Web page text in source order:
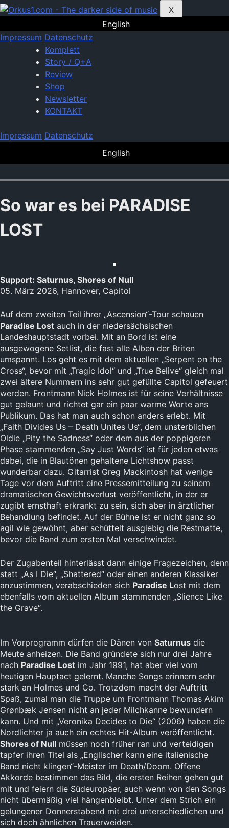
Zum
Inhalt
springen
X
English
Impressum Datenschutz
Komplett
Story / Q+A
Review
Shop
Newsletter
KONTAKT
Impressum Datenschutz
English
So war es bei PARADISE
LOST
Support: Saturnus, Shores of Null
05. März 2026, Hannover, Capitol
Auf dem zweiten Teil ihrer „Ascension“-Tour schauen
Paradise Lost auch in der niedersächsischen
Landeshauptstadt vorbei. Mit an Bord ist eine
ausgewogene Setlist, die fast alle Alben der Briten
umspannt. Los geht es mit dem aktuellen „Serpent on the
Cross“, bevor mit „Tragic Idol“ und „True Belive“ gleich mal
zwei ältere Nummern ins sehr gut gefüllte Capitol gefeuert
werden. Frontmann Nick Holmes ist für seine Verhältnisse
gut gelaunt und richtet gar ein paar warme Worte ans
Publikum. Das hat man auch schon anders erlebt. Mit
„Faith Divides Us – Death Unites Us“, dem unsterblichen
Oldie „Pity the Sadness“ oder dem aus der poppigeren
Phase stammenden „Say Just Words“ ist für jeden etwas
dabei, die in Blautönen gehaltene Lichtshow passt
wunderbar dazu. Gitarrist Greg Mackintosh hat wenige
Tage vor dem Auftritt eine Pressemitteilung zu seinem
dramatischen Gewichtsverlust veröffentlicht, in der er
zugibt ernsthaft erkrankt zu sein, sich aber in ärztlicher
Behandlung befindet. Auf der Bühne ist er nicht ganz so
agil wie gewöhnt, aber schüttelt ausgiebig die Restmatte,
bevor die Band zum ersten Mal verschwindet.
Der Zugabenteil hinterlässt dann einige Fragezeichen, denn
statt „As I Die“, „Shattered“ oder einen anderen Klassiker
anzustimmen, verabschieden sich Paradise Lost mit dem
ebenfalls vom aktuellen Album stammenden „Slience Like
the Grave“.
Im Vorprogramm dürfen die Dänen von Saturnus die
Meute anheizen. Die Band gründete sich nur drei Jahre
nach Paradise Lost im Jahr 1991, hat aber viel vom
heutigen Hauptact gelernt. Manche Songs erinnern sehr
stark an Holmes und Co. Trotzdem macht der Auftritt
Spaß, zumal man die Truppe um Frontmann Thomas Akim
Grønbæk Jensen nicht an jeder Milchkanne bewundern
kann. Und mit „Veronika Decides to Die“ (2006) haben die
Nordlichter ja auch ein echtes Hit-Album veröffentlicht.
Shores of Null müssen noch früher ran und verteidigen
tapfer ihren Titel als „Englischer kann eine italienische
Band nicht klingen“-Meister im Death/Doom. Offene
Akkorde bestimmen das Bild, die ersten Reihen gehen gut
mit und feiern die Südeuropäer, auch wenn von den Songs
nicht übermäßig viel hängenbleibt. Unter dem Strich ein
gelungener Donnerstabend mit drei unterschiedlichen und
sich doch ähnlichen Trauerweiden.